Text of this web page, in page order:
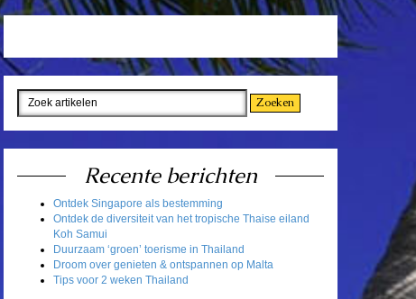
Recente berichten
Ontdek Singapore als bestemming
Ontdek de diversiteit van het tropische Thaise eiland
Koh Samui
Duurzaam ‘groen’ toerisme in Thailand
Droom over genieten & ontspannen op Malta
Tips voor 2 weken Thailand